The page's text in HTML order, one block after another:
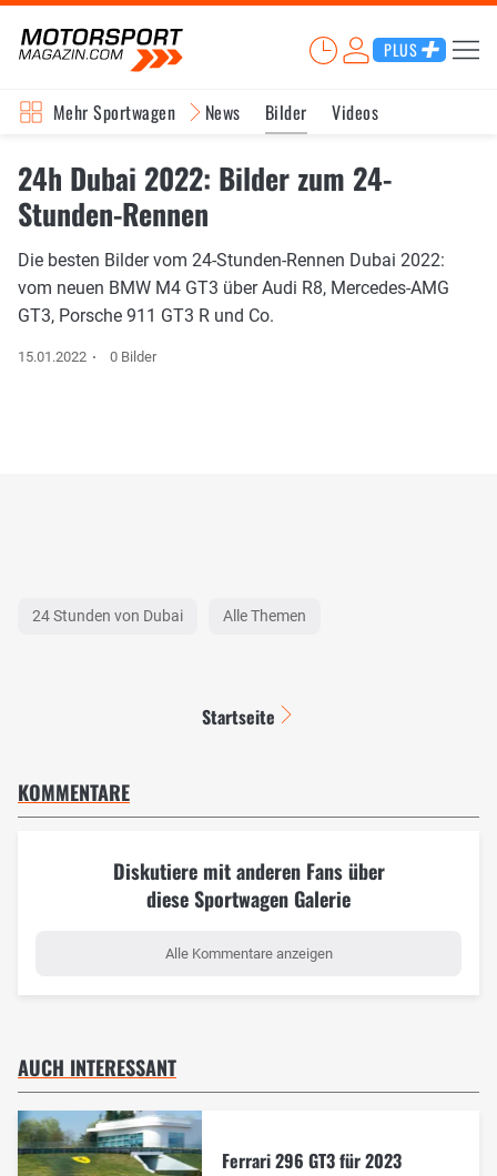
PLUS
Mehr Sportwagen News Bilder Videos
24h Dubai 2022: Bilder zum 24-
Stunden-Rennen
Die besten Bilder vom 24-Stunden-Rennen Dubai 2022:
vom neuen BMW M4 GT3 über Audi R8, Mercedes-AMG
GT3, Porsche 911 GT3 R und Co.
15.01.2022 0 Bilder
24 Stunden von Dubai Alle Themen
Startseite
KOMMENTARE
Diskutiere mit anderen Fans über
diese Sportwagen Galerie
Alle Kommentare anzeigen
AUCH INTERESSANT
Ferrari 296 GT3 für 2023